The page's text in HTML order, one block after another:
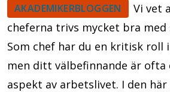
AKADEMIKERBLOGGEN
Vi vet
cheferna trivs mycket bra med
Som chef har du en kritisk roll
men ditt välbefinnande är
aspekt av arbetslivet. I den